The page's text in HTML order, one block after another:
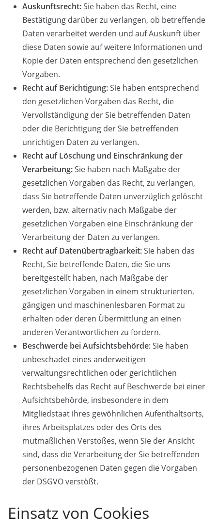
Auskunftsrecht:Sie haben das Recht, eine
Bestätigung darüber zu verlangen, ob betreffende
Daten verarbeitet werden und auf Auskunft über
diese Daten sowie auf weitere Informationen und
Kopie der Daten entsprechend den gesetzlichen
Vorgaben.
Recht auf Berichtigung:Sie haben entsprechend
den gesetzlichen Vorgaben das Recht, die
Vervollständigung der Sie betreffenden Daten
oder die Berichtigung der Sie betreffenden
unrichtigen Daten zu verlangen.
Recht auf Löschung und Einschränkung der
Verarbeitung:Sie haben nach Maßgabe der
gesetzlichen Vorgaben das Recht, zu verlangen,
dass Sie betreffende Daten unverzüglich gelöscht
werden, bzw. alternativ nach Maßgabe der
gesetzlichen Vorgaben eine Einschränkung der
Verarbeitung der Daten zu verlangen.
Recht auf Datenübertragbarkeit:Sie haben das
Recht, Sie betreffende Daten, die Sie uns
bereitgestellt haben, nach Maßgabe der
gesetzlichen Vorgaben in einem strukturierten,
gängigen und maschinenlesbaren Format zu
erhalten oder deren Übermittlung an einen
anderen Verantwortlichen zu fordern.
Beschwerde bei Aufsichtsbehörde:Sie haben
unbeschadet eines anderweitigen
verwaltungsrechtlichen oder gerichtlichen
Rechtsbehelfs das Recht auf Beschwerde bei einer
Aufsichtsbehörde, insbesondere in dem
Mitgliedstaat ihres gewöhnlichen Aufenthaltsorts,
ihres Arbeitsplatzes oder des Orts des
mutmaßlichen Verstoßes, wenn Sie der Ansicht
sind, dass die Verarbeitung der Sie betreffenden
personenbezogenen Daten gegen die Vorgaben
der DSGVO verstößt.
Einsatz von Cookies